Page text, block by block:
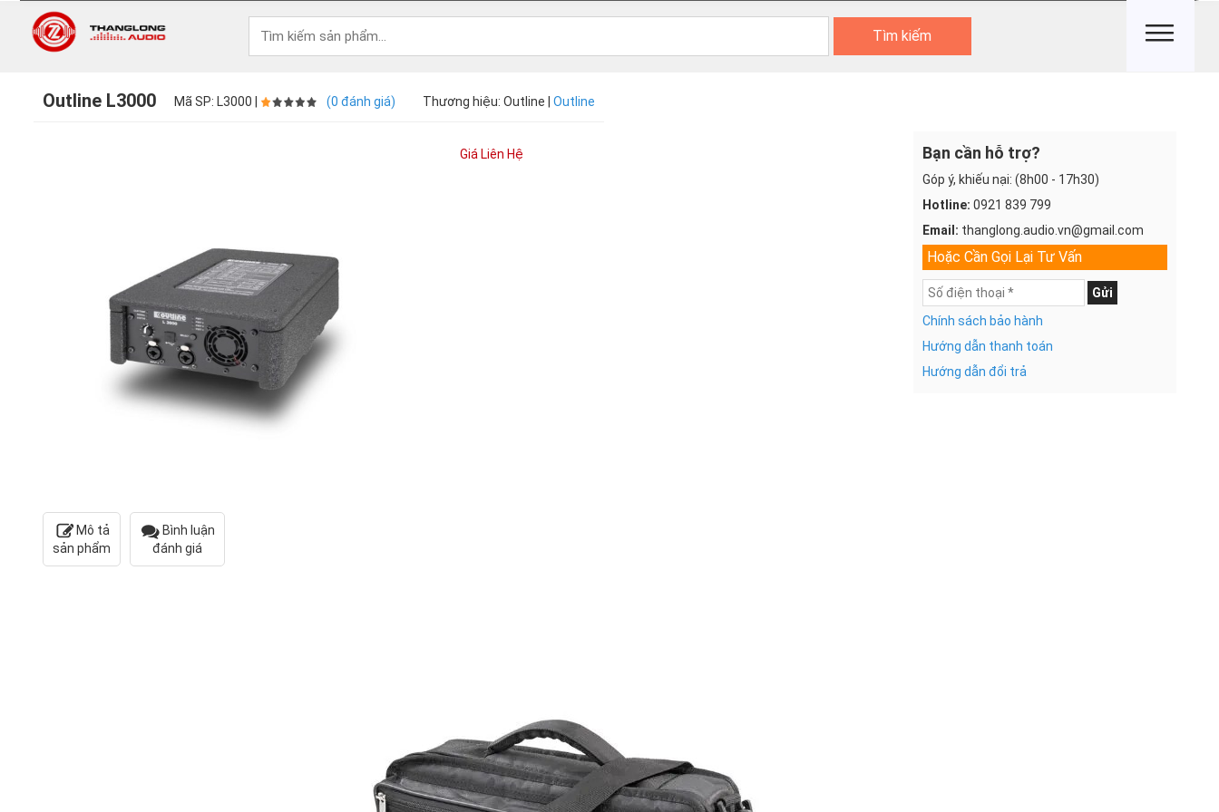
Tìm kiếm
Outline L3000 Mã SP: L3000 | (0 đánh giá) Thương hiệu: Outline | Outline
Mô tả
sản phẩm
Bình luận
đánh giá
Giá Liên Hệ Bạn cần hỗ trợ?
Góp ý, khiếu nại: (8h00 - 17h30)
Hotline: 0921 839 799
Email: thanglong.audio.vn@gmail.com
Hoặc Cần Gọi Lại Tư Vấn
Gửi
Chính sách bảo hành
Hướng dẫn thanh toán
Hướng dẫn đổi trả